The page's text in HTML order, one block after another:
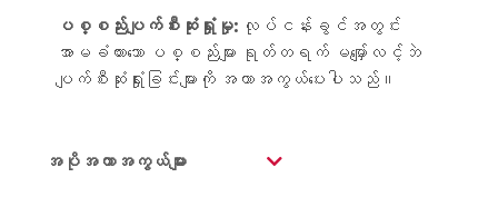
ပစ္စည်းပျက်စီးဆုံးရှုံးမှု: လုပ်ငန်းခွင်အတွင်း
အာမခံထားသော ပစ္စည်းများ ရုတ်တရက် မမျှော်လင့်ဘဲ
ပျက်စီးဆုံးရှုံးခြင်းများကို အကာအကွယ်ပေးပါသည်။
အပိုအကာအကွယ်များ